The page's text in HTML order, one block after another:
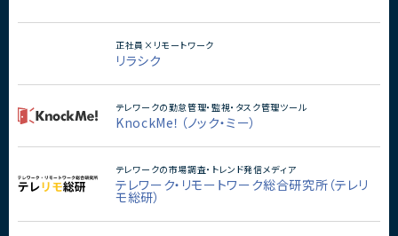
正社員×リモートワーク
リラシク
テレワークの勤怠管理・監視・タスク管理ツール
KnockMe！（ノック・ミー）
テレワークの市場調査・トレンド発信メディア
テレワーク・リモートワーク総合研究所（テレリ
モ総研）